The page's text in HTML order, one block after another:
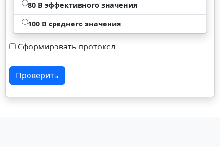
80 В эффективного значения
100 В среднего значения
Сформировать протокол
Проверить